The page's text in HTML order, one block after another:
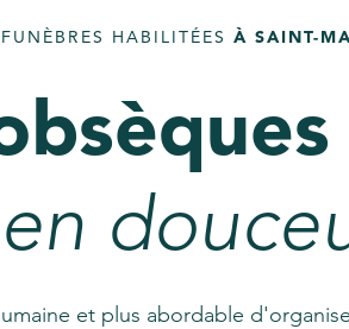
plus
Advitam dans la presse
Consultez notre FAQ
HABILITÉES À SAINT-
et plus abordable